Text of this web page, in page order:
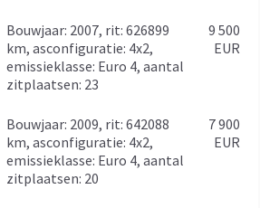
bouwjaar: 2007, rit: 626899
km, asconfiguratie: 4x2,
emissieklasse: Euro 4, aantal
zitplaatsen: 23
9 500
EUR
bouwjaar: 2009, rit: 642088
km, asconfiguratie: 4x2,
emissieklasse: Euro 4, aantal
zitplaatsen: 20
7 900
EUR